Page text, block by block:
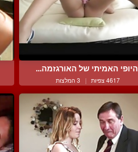
היופי האמיתי של האורגזמה...
4617 צפיות | 3 המלצות